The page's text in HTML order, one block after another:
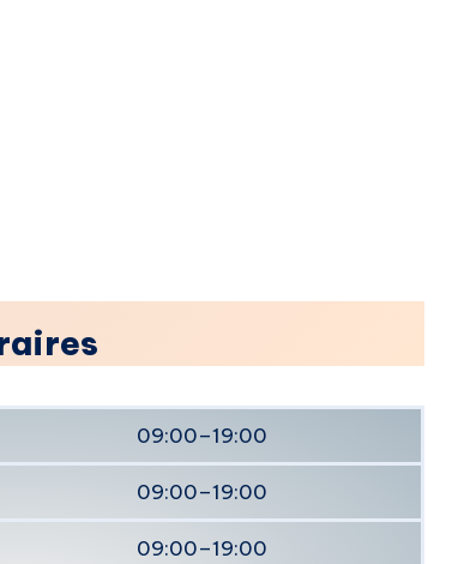
09:00–19:00
09:00–19:00
09:00–19:00